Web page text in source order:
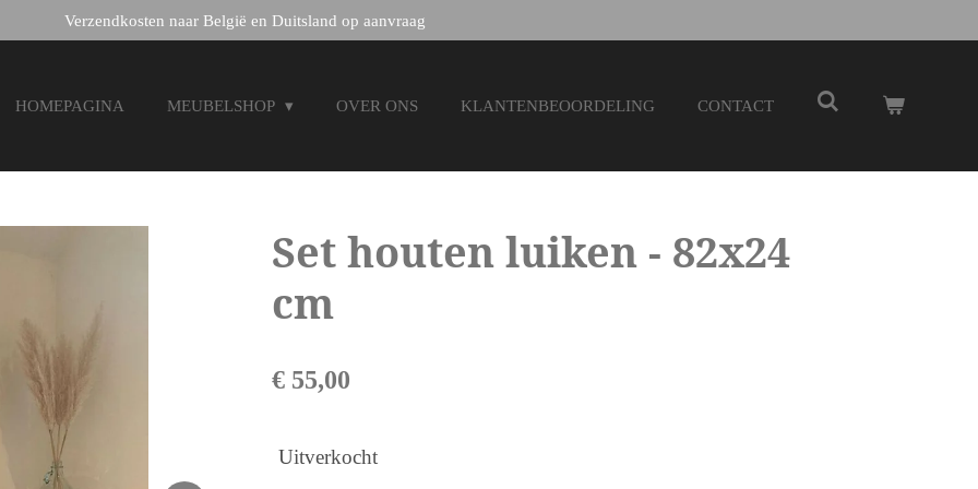
Verzendkosten naar België en Duitsland op aanvraag
HOMEPAGINA MEUBELSHOP OVER ONS KLANTENBEOORDELING CONTACT
Set houten luiken - 82x24
cm
€ 55,00
Uitverkocht